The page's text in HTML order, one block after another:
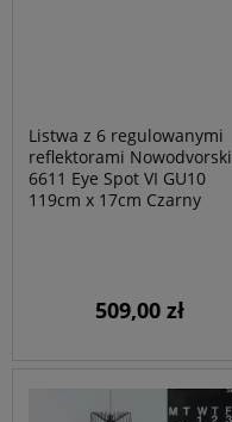
Listwa z 6 regulowanymi
reflektorami Nowodvorski
6611 Eye Spot VI GU10
119cm x 17cm Czarny
509,00 zł